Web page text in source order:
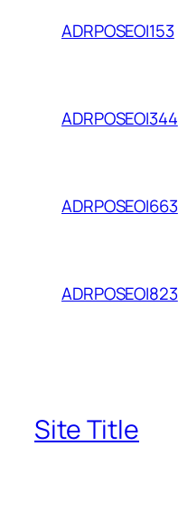
ADRPOSEOI153
ADRPOSEOI344
ADRPOSEOI663
ADRPOSEOI823
Site Title